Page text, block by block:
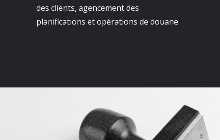
des clients, agencement des
planifications et opérations de douane.